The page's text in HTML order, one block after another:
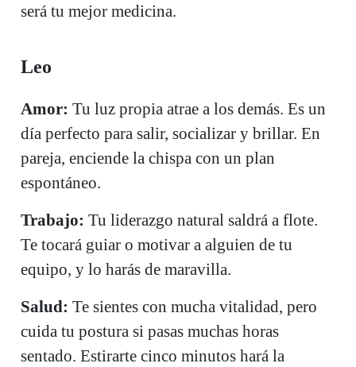
será tu mejor medicina.
Leo
Amor: Tu luz propia atrae a los demás. Es un
día perfecto para salir, socializar y brillar. En
pareja, enciende la chispa con un plan
espontáneo.
Trabajo: Tu liderazgo natural saldrá a flote.
Te tocará guiar o motivar a alguien de tu
equipo, y lo harás de maravilla.
Salud: Te sientes con mucha vitalidad, pero
cuida tu postura si pasas muchas horas
sentado. Estirarte cinco minutos hará la